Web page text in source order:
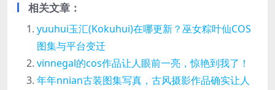
相关文章：
yuuhui玉汇(Kokuhui)在哪更新？巫女粽叶仙COS
图集与平台变迁
vinnegal的cos作品让人眼前一亮，惊艳到我了！
年年nnian古装图集写真，古风摄影作品确实让人